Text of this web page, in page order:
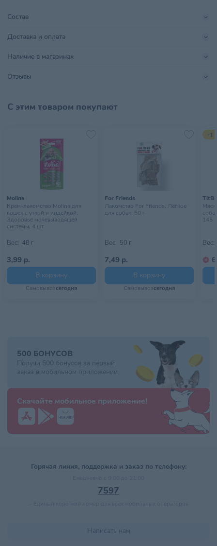
Поставщик
Условия хранения
Хранить в сухом прохладном
Состав
Доставка и оплата
Наличие в магазинах
Отзывы
С этим товаром покупают
Molina
Крем-лакомство Molina для
кошек с уткой и индейкой,
Здоровье мочевыводящей
системы, 4 шт
Вес: 48 г
3,99 р.
В корзину
Самовывозсегодня
For Friends
Лакомство For Friends, Лёгкое
для собак, 50 г
Вес: 50 г
7,49 р.
В корзину
Самовывозсегодня
-1
145 г
Вес:
500 БОНУСОВ
Получи 500 бонусов за первый
заказ в мобильном приложении
Скачайте мобильное приложение!
Горячая линия, поддержка и заказ по телефону:
7597
Написать нам